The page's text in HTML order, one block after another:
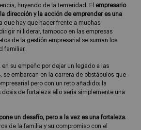
huyendo de la temeridad. El
empresario
dirección y la acción de emprender es una
que hay que hacer frente a muchas
ni liderar, tampoco en las empresas
de la gestión empresarial se suman los
familiar.
en su empeño por dejar un legado a las
se embarcan en la carrera de obstáculos que
pero con un reto añadido: la
dosis de fortaleza ello sería simplemente una
un desafío, pero a la vez es una fortaleza.
de la familia y su compromiso con el